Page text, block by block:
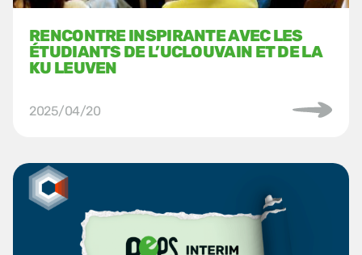
RENCONTRE INSPIRANTE AVEC LES
ÉTUDIANTS DE L’UCLOUVAIN ET DE LA
KU LEUVEN
2025/04/20